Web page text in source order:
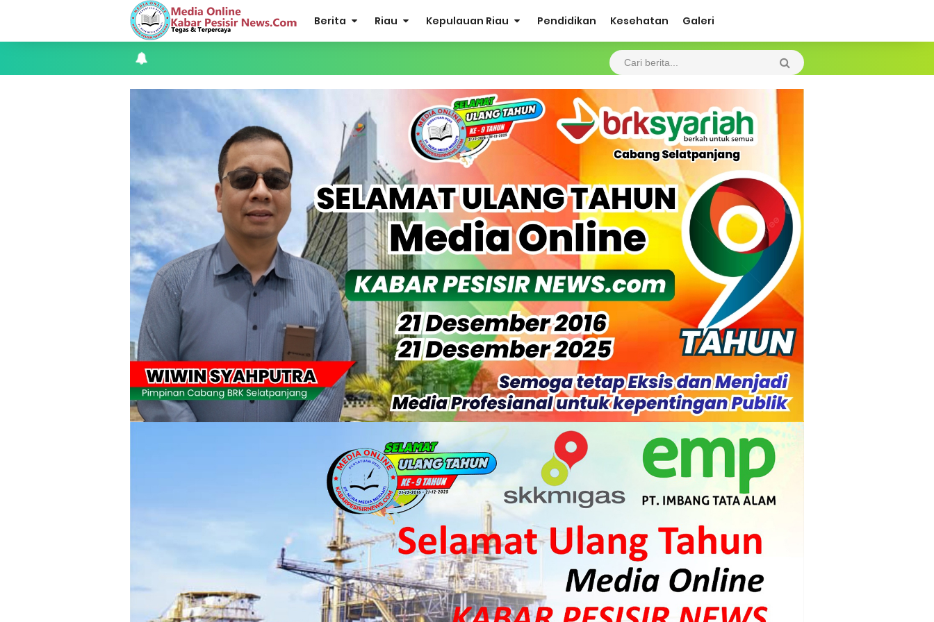
Berita Riau Kepulauan Riau Pendidikan Kesehatan Galeri
Kapolres Kepulauan Meranti Perkuat Sinergi Jelang Ekspedisi Merah Putih Presisi Polda Riau.
Teluk Belitung Bagaikan Kota Mati Disaat Listrik Diberlakukan Pemadaman Secara Bergilir, Mesin 600 kW Diharapkan Jadi Solusi.
F-PETIR Desak Pemkab Lingga Segera Buka Solusi Tambang Timah Rakyat: Jangan Hanya di Laut yang Beroperasi, Tambang Timah di Darat
Saat Duka Menyelimuti Korban Serangan Monyet, YBM PLN UP3 Rengat Bersama PW IWO Riau Ulurkan Tangan Kemanusiaan
Wabup Meranti Serahkan Santunan BPJS Rp52 Juta, Optimalisasi Pelaksanaan Program Jaminan Sosial Ketenagakerjaan Diperkuat
Usut Skandal Lahan Ulayat Desa Palas, Sekoci24.co Resmi Layangkan Surat Konfirmasi ke PT Arara Abadi.
Meranti 2026, 30 Putra-Putri Terbaik Disiapkan Kibarkan Merah Putih
Pulihkan Konektivitas Pascabencana, HKI Rampungkan Penanganan Jalur Lembah Anai dan Malalak
Bupati Asmar Lepas 77 Kontingen Pramuka Meranti Ikuti Jambore Nasional XII 2026 di Cibubur
Polres Kepulauan Meranti Gelar Ekspedisi Merah Putih" Jalin Sinergitas dengan Insan Pers, Komunitas dan Mahasiswa
PLN Selat Panjang Minta Maaf, Janji Datangkan Mesin Sewa Atasi Pemadaman di Merbau.
Warga Kecamatan Merbau dan Kecamatan Putri Puyu Tuntut PLN: Hentikan Pemadaman dan Beri Kompensasi
FPMP.TB Bersama OPP Teluk Belitung, Dan Perwakilan Masyarakat Desa Se- Kecamatan Merbau Datangi PLTG Melibur
Bupati Asmar Perkuat Sinergi dengan Danposal Selatpanjang, Bahas Stabilitas Wilayah dan Pembangunan Meranti
44 Tim Berlaga di Banglas Barat Cup II, Pemkab Meranti Dorong Lahirnya Atlet Berprestasi